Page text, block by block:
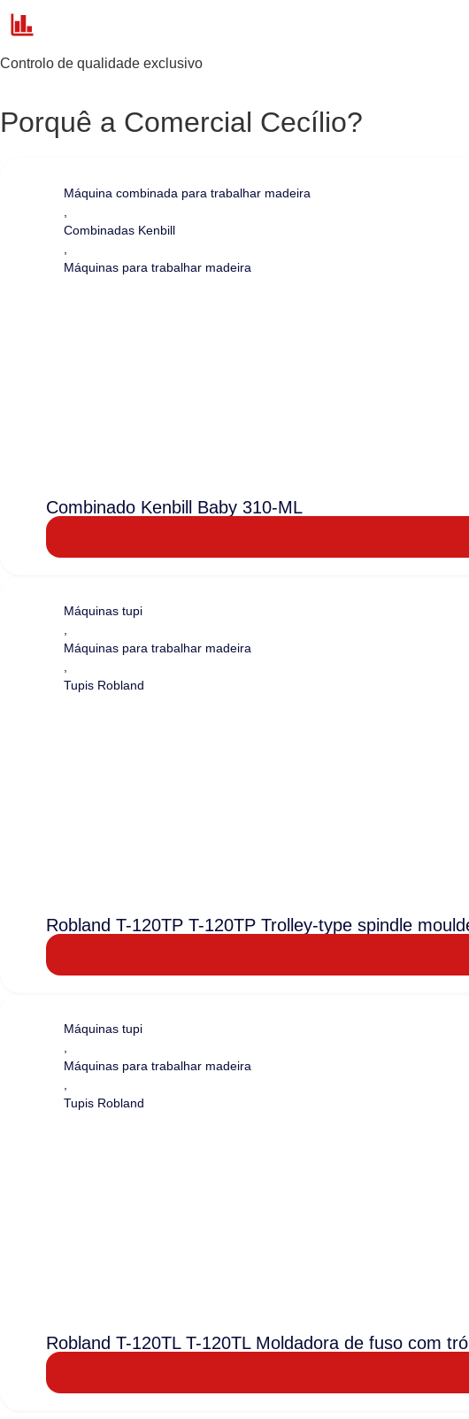
Controlo de qualidade exclusivo
Porquê a Comercial Cecílio?
Máquina combinada para trabalhar madeira
Combinadas Kenbill
Máquinas para trabalhar madeira
Combinado Kenbill Baby 310-ML
Máquinas tupi
Máquinas para trabalhar madeira
Tupis Robland
Robland T-120TP T-120TP Trolley-type spindle
Máquinas tupi
Máquinas para trabalhar madeira
Tupis Robland
Robland T-120TL T-120TL Moldadora de fuso com